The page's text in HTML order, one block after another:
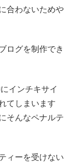
合わないためや
ログを制作でき
インチキサイ
てしまいます
そんなペナルテ
ィーを受けない